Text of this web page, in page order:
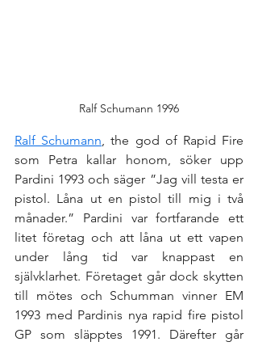
Ralf Schumann 1996
Ralf Schumann, the god of Rapid Fire
som Petra kallar honom, söker upp
Pardini 1993 och säger ”Jag vill testa er
pistol. Låna ut en pistol till mig i två
månader.” Pardini var fortfarande ett
litet företag och att låna ut ett vapen
under lång tid var knappast en
självklarhet. Företaget går dock skytten
till mötes och Schumman vinner EM
1993 med Pardinis nya rapid fire pistol
GP som släpptes 1991. Därefter går